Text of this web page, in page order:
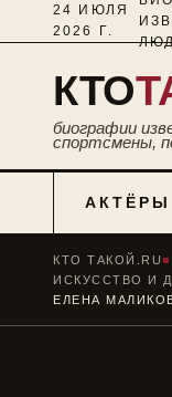
24 ИЮЛЯ
2026 Г.
КТО
биографии
спортсмены,
АКТЁРЫ
КТО ТАКОЙ.RU■
ИСКУССТВО И
ЕЛЕНА